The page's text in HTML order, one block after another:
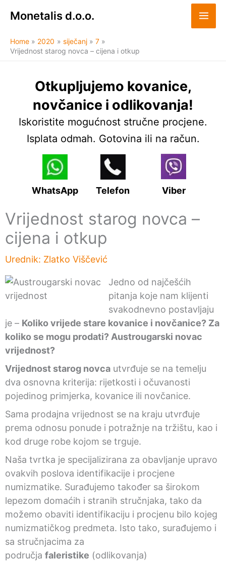
Monetalis d.o.o.
Home 2020 siječanj
7
Vrijednost starog novca – cijena i otkup
Otkupljujemo kovanice,
novčanice i odlikovanja!
Iskoristite mogućnost stručne procjene.
Isplata odmah. Gotovina ili na račun.
WhatsApp Viber
Telefon
Vrijednost starog novca –
cijena i otkup
Urednik: Zlatko Viščević
Jedno od najčešćih
pitanja koje nam klijenti
svakodnevno postavljaju
je – Koliko vrijede stare kovanice i novčanice? Za
koliko se mogu prodati? Austrougarski novac
vrijednost?
Vrijednost starog novcautvrđuje se na temelju
dva osnovna kriterija: rijetkosti i očuvanosti
pojedinog primjerka, kovanice ili novčanice.
Sama prodajna vrijednost se na kraju utvrđuje
prema odnosu ponude i potražnje na tržištu, kao i
kod druge robe kojom se trguje.
Naša tvrtka je specijalizirana za obavljanje upravo
ovakvih poslova identifikacije i procjene
numizmatike. Surađujemo također sa širokom
lepezom domaćih i stranih stručnjaka, tako da
možemo obaviti identifikaciju i procjenu bilo kojeg
numizmatičkog predmeta. Isto tako, surađujemo i
sa stručnjacima za
područja faleristike (odlikovanja)